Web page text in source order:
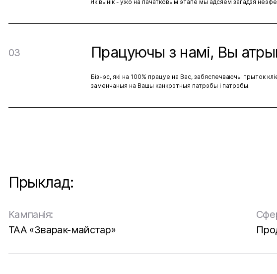
Як вынік - ужо на пачатковым этапе мы адсяем загадзя
03 Працуючы з намі, Вы
Бізнэс, які на 100% працуе на Вас, забяспечваючы прыток
заменчаныя на Вашы канкрэтныя патрэбы і патрэбы.
Прыклад:
Кампанія:
ТАА «Зварак-майстар»